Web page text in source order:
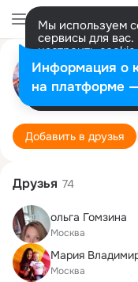
Мы используем
сервисы для
настроить
представитель.
Разрешить все
Елена
Москва
26
Добавить в друзья
Друзья 74
ольга Гомзина
Москва
Mария
Москва
Информация о
на платформе